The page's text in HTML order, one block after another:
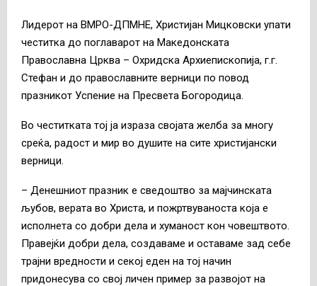
Лидерот на ВМРО-ДПМНЕ, Христијан Мицковски упати
честитка до поглаварот на Македонската
Православна Црква – Охридска Архиепископија, г.г.
Стефан и до православните верници по повод
празникот Успение на Пресвета Богородица.
Во честитката тој ја израза својата желба за многу
среќа, радост и мир во душите на сите христијански
верници.
– Денешниот празник е сведоштво за мајчинската
љубов, верата во Христа, и пожртвуваноста која е
исполнета со добри дела и хуманост кон човештвото.
Правејќи добри дела, создаваме и оставаме зад себе
трајни вредности и секој еден на тој начин
придонесува со свој личен пример за развојот на